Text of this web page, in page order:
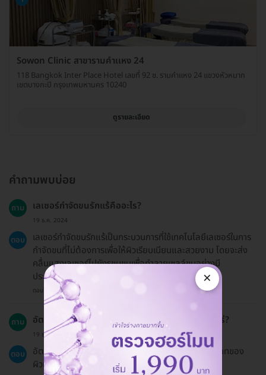
Sowon Clinic สาขารามคำเเหง 24
118 Bangkok Inter Place Hotel เลขที่ 92 ซ. รามคำแหง 24 แขวงหัวหมาก
เขตบางกะปิ กรุงเทพมหานคร 10240
ดูรายละเอียด
คำถามพบบ่อย
ถาม เลเซอร์กำจัดขนรักแร้คืออะไร?
19 ธ.ค. 2024
ตอบ
เลเซอร์กำจัดขนรักแร้เป็นกระบวนการที่ใช้เทคโนโลยีเลเซอร์ในการ
กำจัดขนที่ไม่ต้องการเพื่อให้ผิวเรียบเนียนและสวยงาม โดยจะส่ง
คลื่นแสงเลเซอร์ไปยังรูขุมขนเพื่อทำลายเซลล์ขนอย่างมี
ประสิทธิภาพ
ตอบโดยทีมงาน HD
ถาม อัตราความสำเร็จของการทำเลเซอร์กำจัดขนคือเท่าไหร่?
19 ธ.ค. 2024
ตอบ
อัตราความสำเร็จอยู่ที่ประมาณ 80-90% ขึ้นอยู่กับประเภทของ
ผิวหนังและขนของแต่ละบุคคล
×